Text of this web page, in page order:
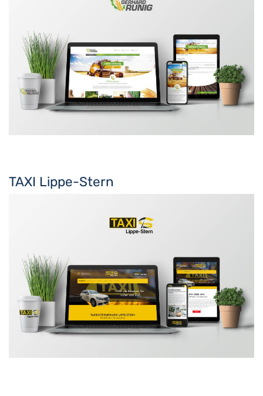
TAXI Lippe-Stern